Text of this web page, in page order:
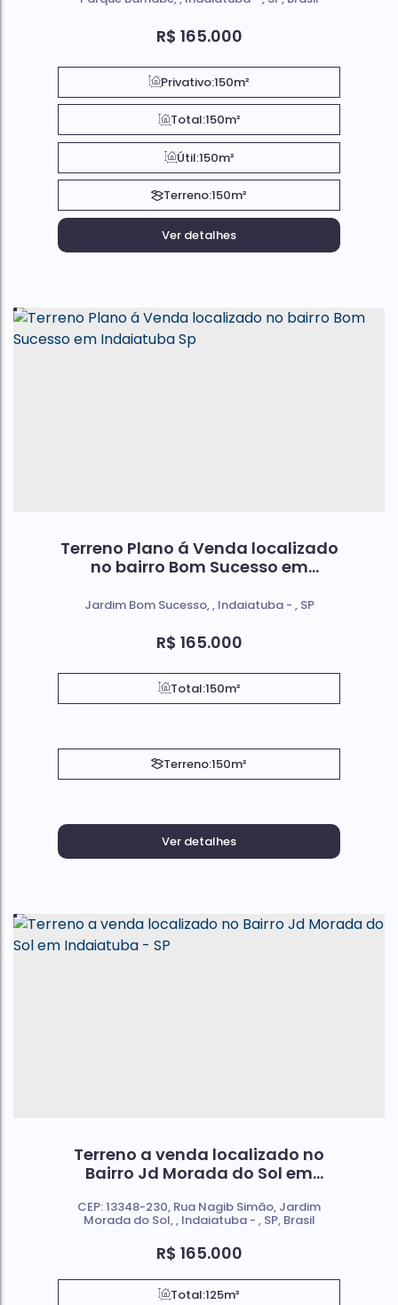
R$ 165.000
Privativo:150m²
Total:150m²
Útil:150m²
Terreno:150m²
Ver detalhes
Terreno Plano á Venda localizado
no bairro Bom Sucesso em
R$ 165.000
Jardim Bom Sucesso , Indaiatuba , SP
Total:150m²
Terreno:150m²
Ver detalhes
Terreno a venda localizado no
Bairro Jd Morada do Sol em
R$ 165.000
CEP: 13348-230, Rua Nagib Simão, Jardim
Morada do Sol , Indaiatuba , SP, Brasil
Total:125m²